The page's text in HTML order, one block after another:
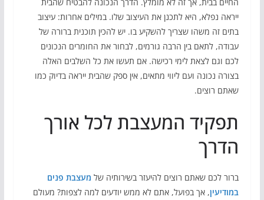
ייראה נפלא, היא לתכנן את העיצוב שלו. במילים אחרות: עיצוב
בתים זה משהו שצריך להשקיע בו. יש להכין תוכנית ברורה של
עבודה, לתאם בין הרבה גורמים, לבחור את החומרים הנכונים
לכם וגם לצאת לימי רכישה. אם תעשו את כל השלבים האלה
בצורה נכונה ועם ליווי מתאים, אין ספק שהבית ייראה בדיוק כמו
שאתם רוצים.
תפקיד המעצבת לכל אורך
הדרך
ברור לכם שאתם רוצים להיעזר בשירותיה של מעצבת פנים
במודיעין, אך בפועל, אתם לא ממש יודעים למה לצפות? מעולם